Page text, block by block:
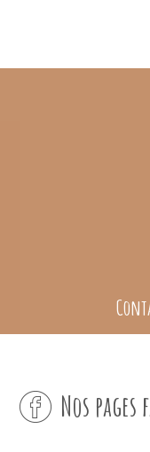
Nos pages